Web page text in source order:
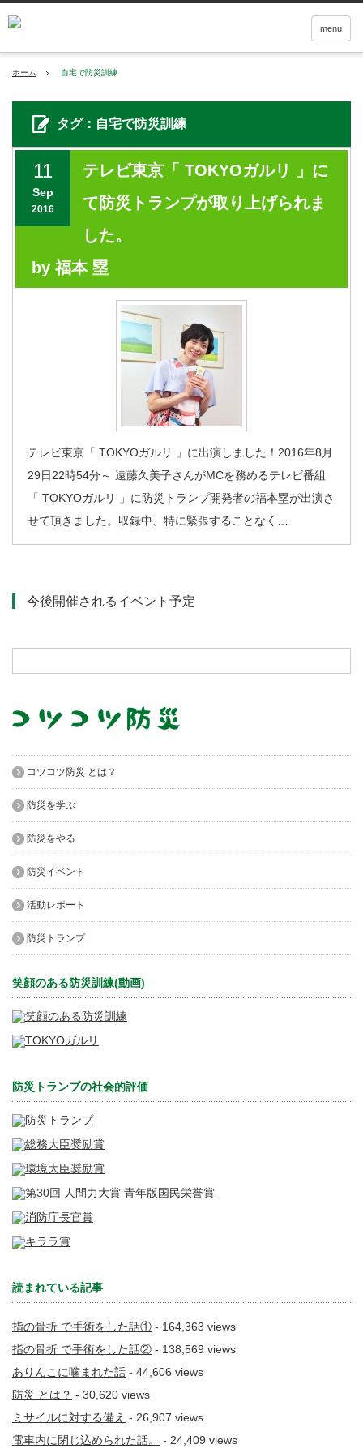
menu
ホーム 自宅で防災訓練
タグ：自宅で防災訓練
11
Sep
2016
テレビ東京「 TOKYOガルリ 」に
て防災トランプが取り上げられま
した。
by 福本 塁
テレビ東京「 TOKYOガルリ 」に出演しました！2016年8月
29日22時54分～ 遠藤久美子さんがMCを務めるテレビ番組
「 TOKYOガルリ 」に防災トランプ開発者の福本塁が出演さ
せて頂きました。収録中、特に緊張することなく…
今後開催されるイベント予定
コツコツ防災 とは？
防災を学ぶ
防災をやる
防災イベント
活動レポート
防災トランプ
笑顔のある防災訓練(動画)
防災トランプの社会的評価
読まれている記事
指の骨折 で手術をした話① - 164,363 views
指の骨折 で手術をした話② - 138,569 views
ありんこに噛まれた話 - 44,606 views
防災 とは？ - 30,620 views
ミサイルに対する備え - 26,907 views
電車内に閉じ込められた話。
- 24,409 views